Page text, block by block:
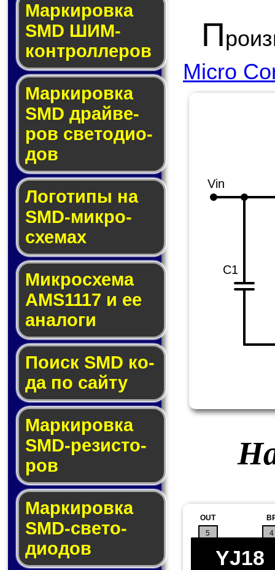
Маркировка
SMD ШИМ-
кон­трол­ле­ров
Маркировка
SMD драй­ве­
ров све­то­ди­о­
дов
Логотипы на
SMD-мик­ро­
схе­мах
Микросхема
AMS1117 и ее
ана­ло­ги
Поиск SMD ко­
да по сай­ту
Маркировка
SMD-ре­зис­то­
ров
Маркировка
SMD-све­то­
дио­дов
П
Micro
Vin
C1
4
5
OUT
YJ18